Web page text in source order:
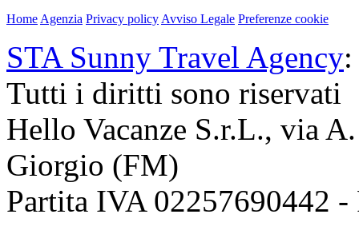
Home Agenzia Privacy policy Avviso Legale Preferenze cookie
STA Sunny Travel Agency
Tutti i diritti sono riservati
Hello Vacanze S.r.L., via
Giorgio (FM)
Partita IVA 02257690442